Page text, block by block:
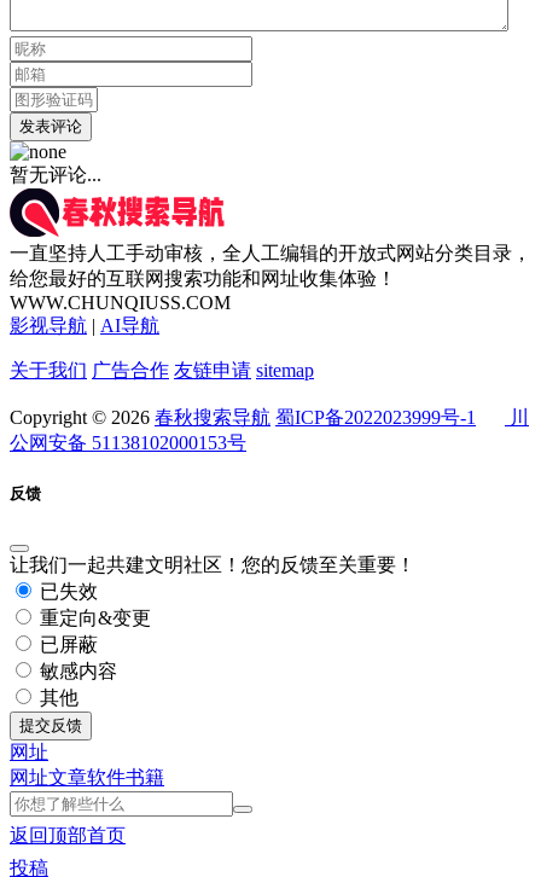
发表评论
暂无评论...
一直坚持人工手动审核，全人工编辑的开放式网站分类目录，
给您最好的互联网搜索功能和网址收集体验！
WWW.CHUNQIUSS.COM
影视导航 | AI导航
关于我们 广告合作 友链申请 sitemap
Copyright © 2026 春秋搜索导航 蜀ICP备2022023999号-1
川
公网安备 51138102000153号
反馈
让我们一起共建文明社区！您的反馈至关重要！
已失效
重定向&变更
已屏蔽
敏感内容
其他
提交反馈
网址
网址文章软件书籍
返回顶部首页
投稿